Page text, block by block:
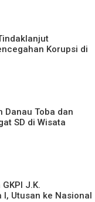
Korupsi di
Danau Toba dan
SD di Wisata
J.K.
Utusan ke Nasional